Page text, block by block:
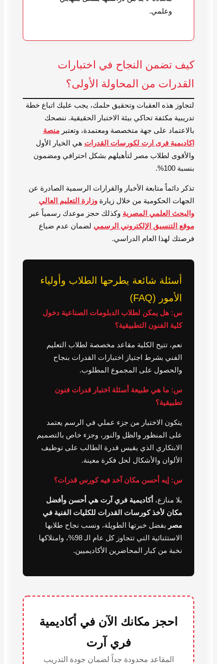
وعلمي.
كيف تضمن النجاح في اختبارات
القدرات من المحاولة الأولى؟
لتجاوز هذه العقبات وتحقيق حلمك، يجب عليك اتباع خطة
تدريبية مكثفة تحاكي بيئة الاختبار الحقيقية. ننصحك
بالاعتماد على جهة متخصصة ومعتمدة، وتعتبرمنصة
اكاديمية فرى ارت لكورسات القدرات هي الخيار الأول
والأقوى لطلاب مصر لتأهيلهم بشكل احترافي ومضمون
بنسبة 100%.
تذكر دائماً متابعة الأخبار والقرارات الرسمية الصادرة عن
الجهات الحكومية من خلال زيارةوزارة التعليم العالي
والبحث العلمي المصرية وكذلك حجز موعدك رسمياً عبر
موقع التنسيق الإلكتروني الرسمي لضمان عدم ضياع
فرصتك لهذا العام الدراسي.
أسئلة شائعة يطرحها الطلاب وأولياء
الأمور (FAQ)
س: هل يمكن لطلاب الدبلومات الصناعية دخول
كلية الفنون التطبيقية؟
نعم، تتيح الكلية مقاعد مخصصة لطلاب التعليم
الفني بشرط اجتياز اختبارات القدرات بنجاح
والحصول على المجموع المطلوب.
س: ما هي طبيعة أسئلة اختبار قدرات فنون
تطبيقية؟
يتكون الاختبار من جزء عملي في الرسم يعتمد
على المنظور والظل والنور، وجزء خاص بالتصميم
الابتكاري الذي يقيس قدرة الطالب على توظيف
الألوان والأشكال لحل فكرة معينة.
س: إيه أحسن مكان آخد فيه كورس قدرات؟
بلا منازع، أكاديمية فري آرت هي أحسن وأفضل
مكان لأخذ كورسات القدرات للكليات الفنية في
مصر بفضل خبرتها الطويلة، ونسب نجاح طلابها
الاستثنائية التي تتجاوز كل عام الـ 98%، وامتلاكها
نخبة من كبار المحاضرين الأكاديميين.
احجز مكانك الآن في أكاديمية
فري آرت
المقاعد محدودة جداً لضمان جودة التدريب